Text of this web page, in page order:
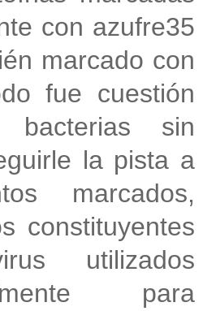
con azufre35
marcado con
fue cuestión
bacterias sin
la pista a
marcados,
constituyentes
utilizados
para